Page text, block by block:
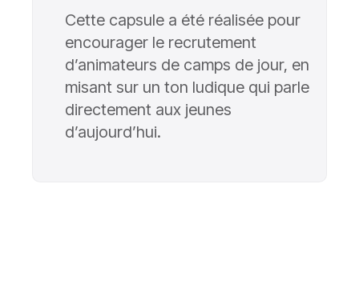
Cette capsule a été réalisée pour
encourager le recrutement
d’animateurs de camps de jour, en
misant sur un ton ludique qui parle
directement aux jeunes
d’aujourd’hui.